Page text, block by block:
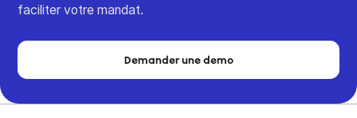
faciliter votre mandat.
Demander une demo